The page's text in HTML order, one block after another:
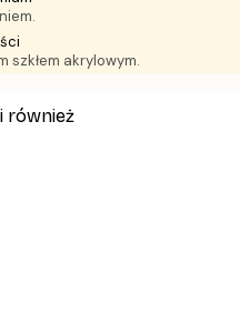
szkłem akrylowym.
również